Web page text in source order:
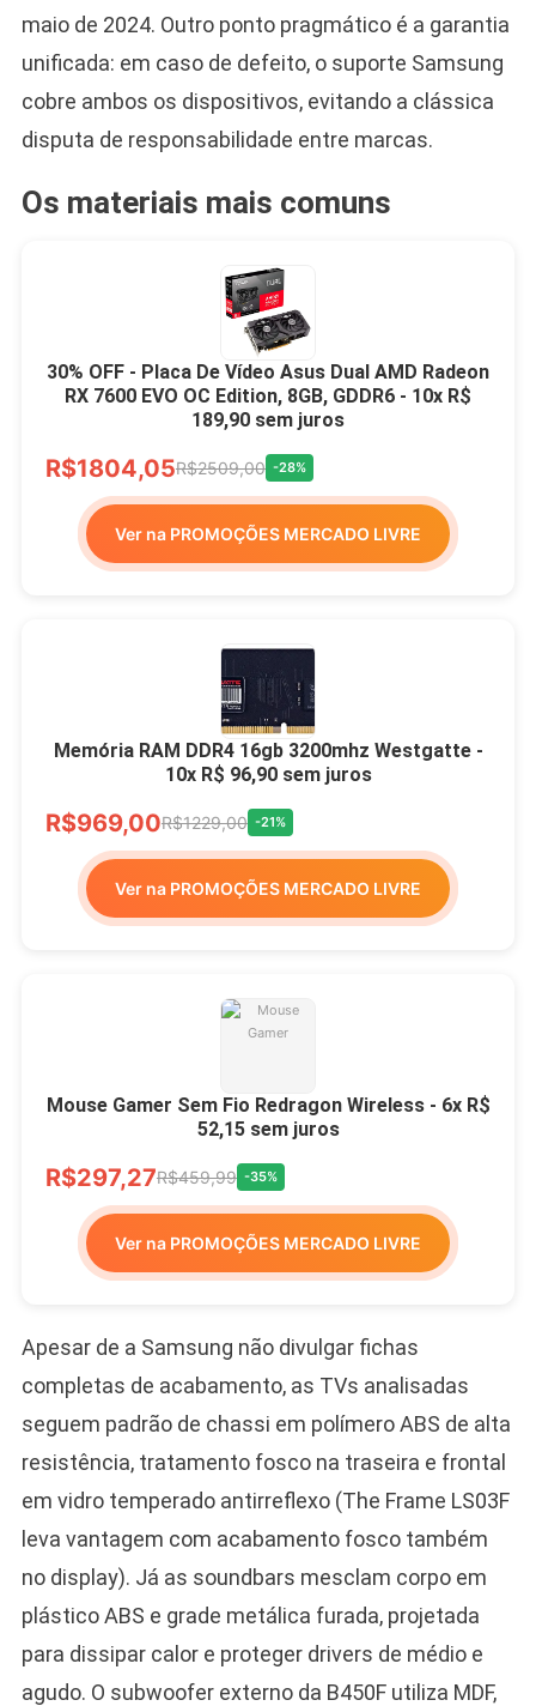
maio de 2024. Outro ponto pragmático é a garantia
unificada: em caso de defeito, o suporte Samsung
cobre ambos os dispositivos, evitando a clássica
disputa de responsabilidade entre marcas.
Os materiais mais comuns
30% OFF - Placa De Vídeo Asus Dual AMD Radeon
RX 7600 EVO OC Edition, 8GB, GDDR6 - 10x R$
189,90 sem juros
R$1804,05R$2509,00 -28%
Ver na PROMOÇÕES MERCADO LIVRE
Memória RAM DDR4 16gb 3200mhz Westgatte -
10x R$ 96,90 sem juros
R$969,00R$1229,00 -21%
Ver na PROMOÇÕES MERCADO LIVRE
Mouse Gamer Sem Fio Redragon Wireless - 6x R$
52,15 sem juros
R$297,27R$459,99 -35%
Ver na PROMOÇÕES MERCADO LIVRE
Apesar de a Samsung não divulgar fichas
completas de acabamento, as TVs analisadas
seguem padrão de chassi em polímero ABS de alta
resistência, tratamento fosco na traseira e frontal
em vidro temperado antirreflexo (The Frame LS03F
leva vantagem com acabamento fosco também
no display). Já as soundbars mesclam corpo em
plástico ABS e grade metálica furada, projetada
para dissipar calor e proteger drivers de médio e
agudo. O subwoofer externo da B450F utiliza MDF,